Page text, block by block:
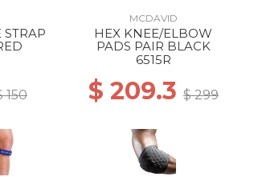
150
MCDAVID
HEX KNEE/ELBOW
PADS PAIR BLACK
6515R
$ 209.3 $ 299